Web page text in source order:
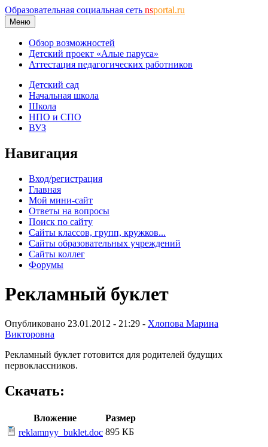
Образовательная социальная сеть nsportal.ru
Меню
Обзор возможностей
Детский проект «Алые паруса»
Аттестация педагогических работников
Детский сад
Начальная школа
Школа
НПО и СПО
ВУЗ
Навигация
Вход/регистрация
Главная
Мой мини-сайт
Ответы на вопросы
Поиск по сайту
Сайты классов, групп, кружков...
Сайты образовательных учреждений
Сайты коллег
Форумы
Рекламный буклет
Опубликовано 23.01.2012 - 21:29 - Хлопова Марина
Викторовна
Рекламный буклет готовится для родителей будущих
первоклассников.
Скачать:
Вложение
Размер
reklamnyy_buklet.doc 895 КБ